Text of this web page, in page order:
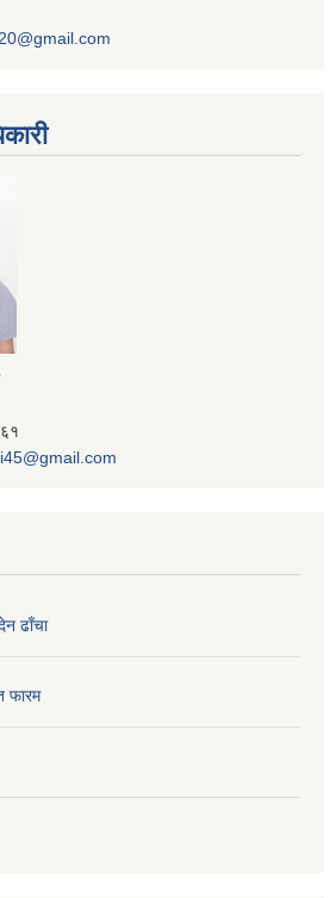
ढाँचा
फारम